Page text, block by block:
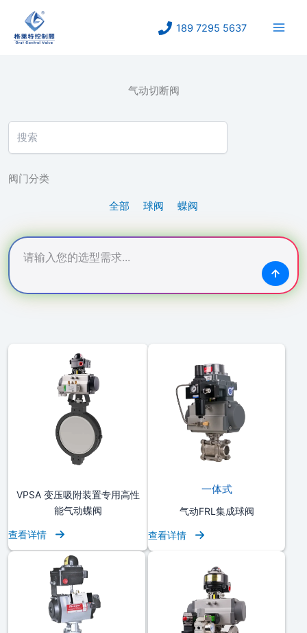
189 7295 5637
气动切断阀
阀门分类
全部 球阀 蝶阀
VPSA 变压吸附装置专用高性
能气动蝶阀
查看详情
一体式
气动FRL集成球阀
查看详情